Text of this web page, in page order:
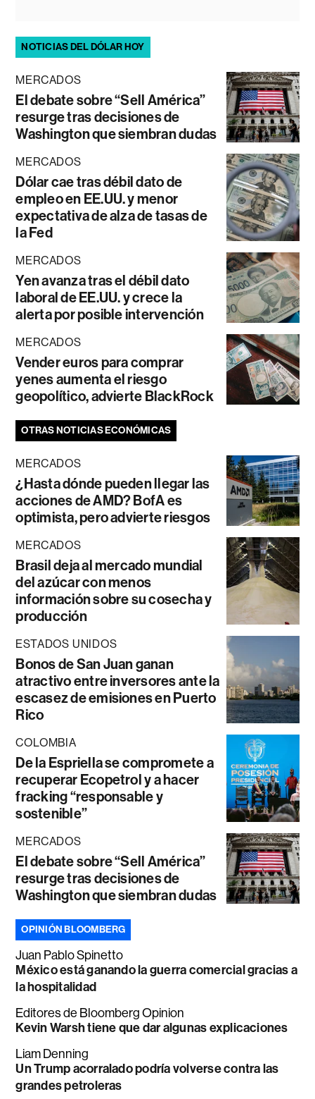
NOTICIAS DEL DÓLAR HOY
MERCADOS
El debate sobre “Sell América”
resurge tras decisiones de
Washington que siembran dudas
MERCADOS
Dólar cae tras débil dato de
empleo en EE.UU. y menor
expectativa de alza de tasas de
la Fed
MERCADOS
Yen avanza tras el débil dato
laboral de EE.UU. y crece la
alerta por posible intervención
MERCADOS
Vender euros para comprar
yenes aumenta el riesgo
geopolítico, advierte BlackRock
OTRAS NOTICIAS ECONÓMICAS
MERCADOS
¿Hasta dónde pueden llegar las
acciones de AMD? BofA es
optimista, pero advierte riesgos
MERCADOS
Brasil deja al mercado mundial
del azúcar con menos
información sobre su cosecha y
producción
ESTADOS UNIDOS
Bonos de San Juan ganan
atractivo entre inversores ante la
escasez de emisiones en Puerto
Rico
COLOMBIA
De la Espriella se compromete a
recuperar Ecopetrol y a hacer
fracking “responsable y
sostenible”
MERCADOS
El debate sobre “Sell América”
resurge tras decisiones de
Washington que siembran dudas
OPINIÓN BLOOMBERG
Juan Pablo Spinetto
México está ganando la guerra comercial gracias a
la hospitalidad
Editores de Bloomberg Opinion
Kevin Warsh tiene que dar algunas explicaciones
Liam Denning
Un Trump acorralado podría volverse contra las
grandes petroleras